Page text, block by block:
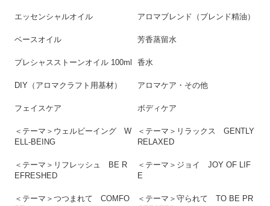
エッセンシャルオイル アロマブレンド（ブレンド精油）
ベースオイル 芳香蒸留水
プレシャスストーンオイル 100ml 香水
DIY（アロマクラフト用基材） アロマケア・その他
フェイスケア ボディケア
＜テーマ＞ウェルビーイング W
ELL-BEING
＜テーマ＞リラックス GENTLY
RELAXED
＜テーマ＞リフレッシュ BE R
EFRESHED
＜テーマ＞ジョイ JOY OF LIF
E
＜テーマ＞つつまれて COMFO
＜テーマ＞守られて TO BE PR